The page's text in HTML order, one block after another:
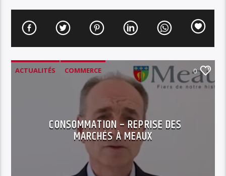
ACTUALITÉS COMMERCE 0
CONSOMMATION – REPRISE DES
MARCHÉS À MEAUX